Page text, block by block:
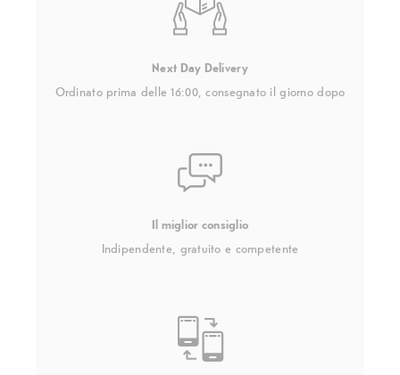
Next Day Delivery
Ordinato prima delle 16:00, consegnato il giorno dopo
Il miglior consiglio
Indipendente, gratuito e competente